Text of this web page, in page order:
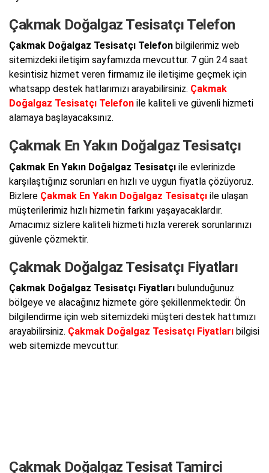
Çakmak Doğalgaz Tesisatçı Telefon
Çakmak Doğalgaz Tesisatçı Telefon bilgilerimiz web
sitemizdeki iletişim sayfamızda mevcuttur. 7 gün 24 saat
kesintisiz hizmet veren firmamız ile iletişime geçmek için
whatsapp destek hatlarımızı arayabilirsiniz. Çakmak
Doğalgaz Tesisatçı Telefon ile kaliteli ve güvenli hizmeti
alamaya başlayacaksınız.
Çakmak En Yakın Doğalgaz Tesisatçı
Çakmak En Yakın Doğalgaz Tesisatçı ile evlerinizde
karşılaştığınız sorunları en hızlı ve uygun fiyatla çözüyoruz.
Bizlere Çakmak En Yakın Doğalgaz Tesisatçı ile ulaşan
müşterilerimiz hızlı hizmetin farkını yaşayacaklardır.
Amacımız sizlere kaliteli hizmeti hızla vererek sorunlarınızı
güvenle çözmektir.
Çakmak Doğalgaz Tesisatçı Fiyatları
Çakmak Doğalgaz Tesisatçı Fiyatları bulunduğunuz
bölgeye ve alacağınız hizmete göre şekillenmektedir. Ön
bilgilendirme için web sitemizdeki müşteri destek hattımızı
arayabilirsiniz. Çakmak Doğalgaz Tesisatçı Fiyatları bilgisi
web sitemizde mevcuttur.
Çakmak Doğalgaz Tesisat Tamirci